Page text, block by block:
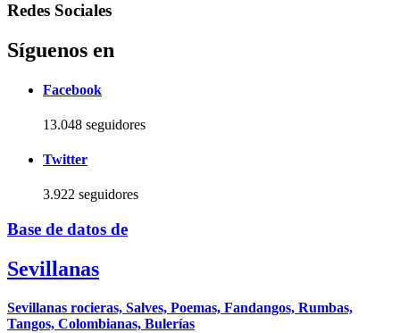
Redes Sociales
Síguenos en
Facebook
13.048 seguidores
Twitter
3.922 seguidores
Base de datos de
Sevillanas
Sevillanas rocieras, Salves, Poemas, Fandangos, Rumbas,
Tangos, Colombianas, Bulerías